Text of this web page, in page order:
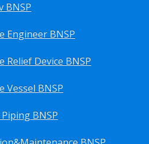
BNSP
Engineer BNSP
Relief Device BNSP
Vessel BNSP
BNSP